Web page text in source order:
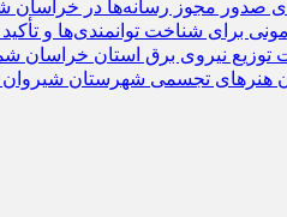
برای شناخت توانمندی‌ها و
نیروی برق استان خراسان
هنرهای تجسمی شهرستان شیروان